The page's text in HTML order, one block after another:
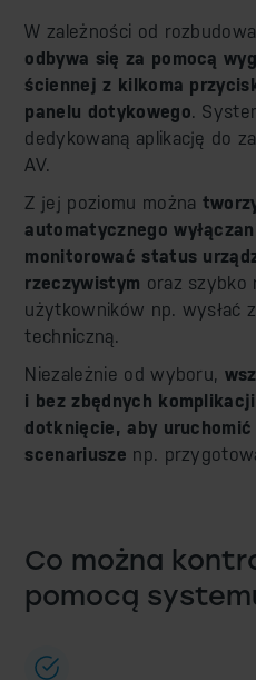
W zależności od
odbywa się za pomocą
ściennej z kilkoma
panelu dotykowego.
dedykowaną aplikację do
AV.
Z jej poziomu można
automatycznego
monitorować status
rzeczywistym oraz szybko
użytkowników np. wysłać
techniczną.
Niezależnie od wyboru,
i bez zbędnych komplikacji
dotknięcie, aby uruchomić
scenariusze np.
Co można
pomocą